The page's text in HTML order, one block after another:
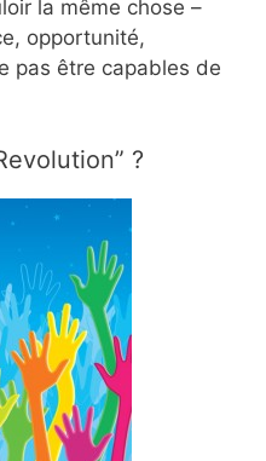
la même chose –
opportunité,
pas être capables de
?